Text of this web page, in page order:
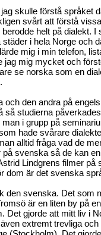
skulle förstå språket
svårt att förstå
helt på dialekt. I
i hela Norge och
mig i min telefon,
jag mig mycket och
se norska som en
den andra på
så studierna
i grupp på
hade svårare
alltid fråga vad de
svenska så de kan
Lindgrens filmer på
dom är det svenska
den svenska. Det som
är en liten by på
Det gjorde att mitt liv i
extremt trevliga